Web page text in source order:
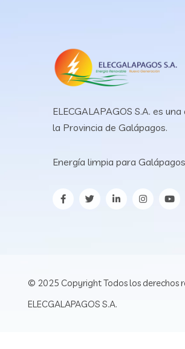
ELECGALAPAGOS S.A. es
la Provincia de Galápagos.
Energía limpia para
© 2025 Copyright Todos los derechos
ELECGALAPAGOS S.A.